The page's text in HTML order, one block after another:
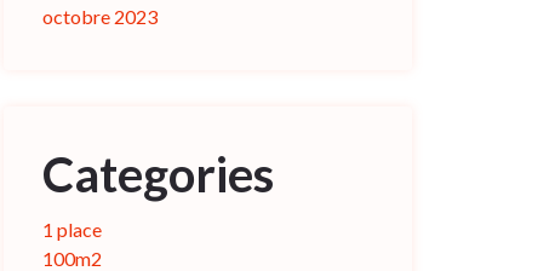
octobre 2023
Categories
1 place
100m2